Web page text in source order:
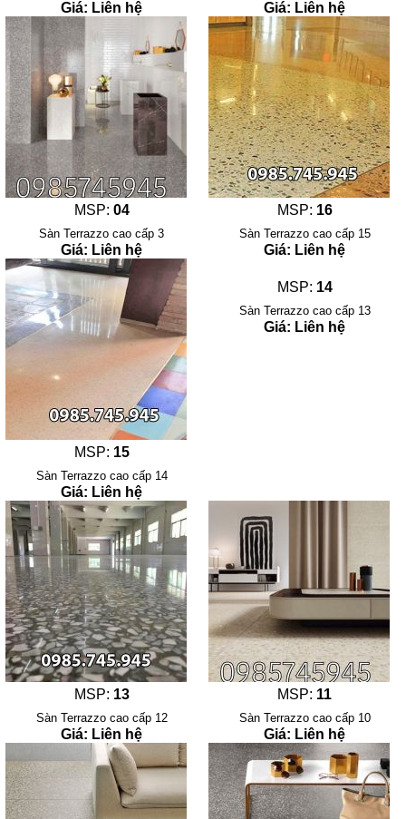
Giá: Liên hệ Giá: Liên hệ
MSP: 04
Sàn Terrazzo cao cấp 3
Giá: Liên hệ
MSP: 16
Sàn Terrazzo cao cấp 15
Giá: Liên hệ
MSP: 15
Sàn Terrazzo cao cấp 14
Giá: Liên hệ
MSP: 14
Sàn Terrazzo cao cấp 13
Giá: Liên hệ
MSP: 13
Sàn Terrazzo cao cấp 12
Giá: Liên hệ
MSP: 11
Sàn Terrazzo cao cấp 10
Giá: Liên hệ